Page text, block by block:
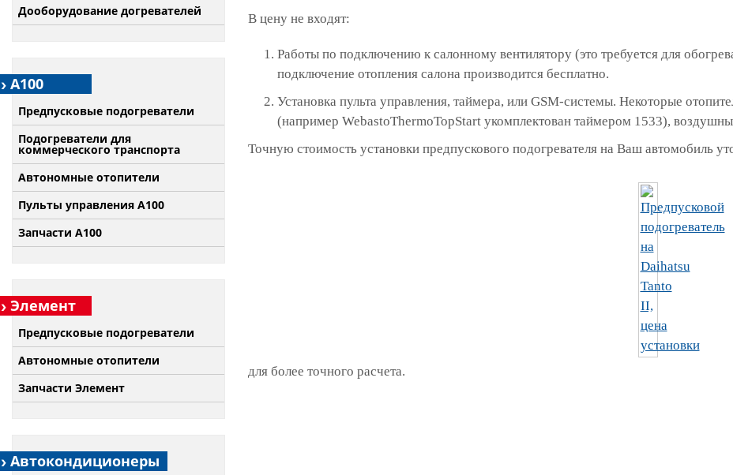
Дооборудование догревателей
А100
Предпусковые подогреватели
Подогреватели для
коммерческого транспорта
Автономные отопители
Пульты управления A100
Запчасти А100
Элемент
Предпусковые подогреватели
Автономные отопители
Запчасти Элемент
Автокондиционеры
В цену не входят:
Работы по подключению к салонному вентилятору (это требуется для
подключение отопления салона производится бесплатно.
Установка пульта управления, таймера, или GSM-системы. Некоторые
(например WebastoThermoTopStart укомплектован таймером 1533),
Точную стоимость установки предпускового подогревателя на Ваш автомобиль
для более точного расчета.